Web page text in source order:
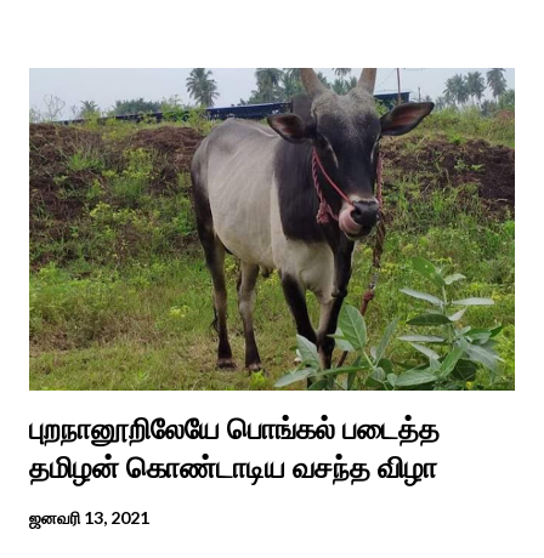
எடுத்த அய்யனார் என“வெட்டுடைய அய்யனார்“ நாமம் கோவில்
அமைத்து பூஜித்தனர். ஆங்கிலேய கிழக்கிந்திய ஆட்சியில் சிவகங்கை
இரண்டாம் மன்னர் முத்துவடுகநாதத் தேவர் ஆங்கிலேயரை எதிர்க்க
அவர்களால் காளையார் கோவிலில் இரண்டாம் மனைவி கௌரி
நாச்சியாருடன் கொல்லபட்டார். அவரது முதல் மனைவி
வேலுநாச்சியார...
புறநானூறிலேயே பொங்கல் படைத்த
தமிழன் கொண்டாடிய வசந்த விழா
ஜனவரி 13, 2021